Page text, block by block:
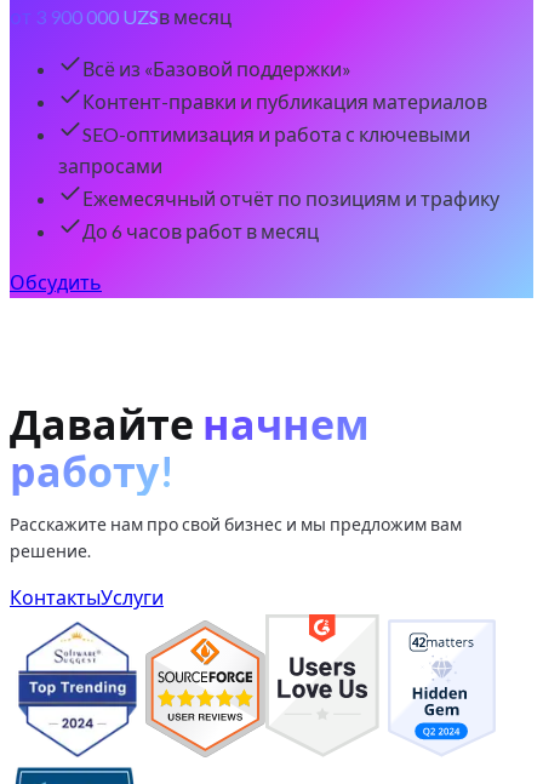
от 3 900 000 UZSв месяц
Всё из «Базовой поддержки»
Контент-правки и публикация материалов
SEO-оптимизация и работа с ключевыми
запросами
Ежемесячный отчёт по позициям и трафику
До 6 часов работ в месяц
Обсудить
Давайте начнем
работу!
Расскажите нам про свой бизнес и мы предложим вам
решение.
КонтактыУслуги